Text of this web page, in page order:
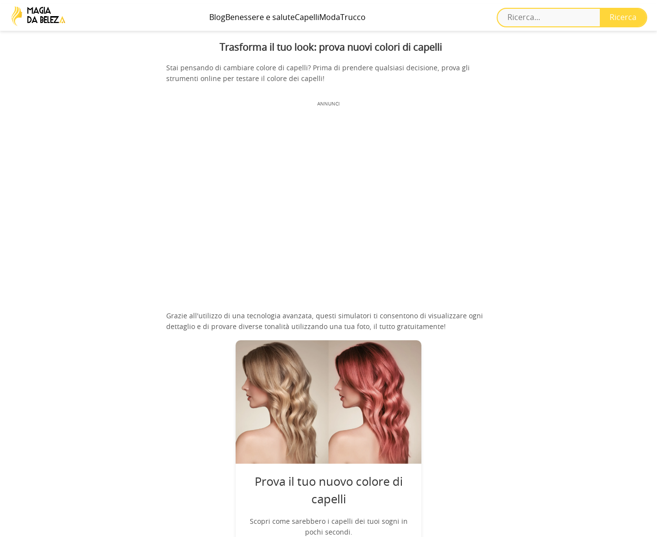
BlogBenessere e saluteCapelliModaTrucco
Trasforma il tuo look: prova nuovi colori di capelli
Stai pensando di cambiare colore di capelli? Prima di prendere qualsiasi decisione, prova gli
strumenti online per testare il colore dei capelli!
ANNUNCI
Grazie all'utilizzo di una tecnologia avanzata, questi simulatori ti consentono di visualizzare ogni
dettaglio e di provare diverse tonalità utilizzando una tua foto, il tutto gratuitamente!
Prova il tuo nuovo colore di
capelli
Scopri come sarebbero i capelli dei tuoi sogni in
pochi secondi.